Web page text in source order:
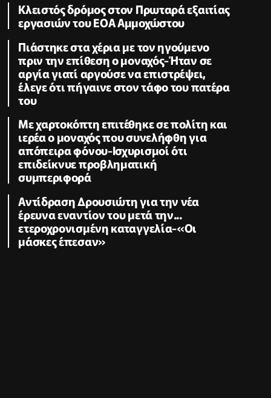
Κλειστός δρόμος στον Πρωταρά εξαιτίας
εργασιών του ΕΟΑ Αμμοχώστου
Πιάστηκε στα χέρια με τον ηγούμενο
πριν την επίθεση ο μοναχός-Ήταν σε
αργία γιατί αργούσε να επιστρέψει,
έλεγε ότι πήγαινε στον τάφο του πατέρα
του
Με χαρτοκόπτη επιτέθηκε σε πολίτη και
ιερέα ο μοναχός που συνελήφθη για
απόπειρα φόνου-Ισχυρισμοί ότι
επιδείκνυε προβληματική
συμπεριφορά
Αντίδραση Δρουσιώτη για την νέα
έρευνα εναντίον του μετά την...
ετεροχρονισμένη καταγγελία-«Οι
μάσκες έπεσαν»